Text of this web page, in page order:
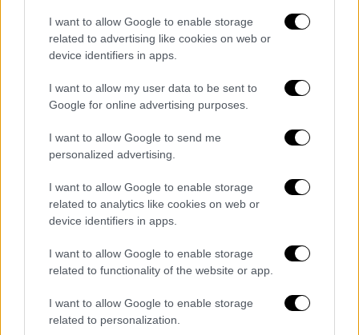
I want to allow Google to enable storage
related to advertising like cookies on web or
device identifiers in apps.
I want to allow my user data to be sent to
Google for online advertising purposes.
I want to allow Google to send me
personalized advertising.
I want to allow Google to enable storage
related to analytics like cookies on web or
device identifiers in apps.
I want to allow Google to enable storage
related to functionality of the website or app.
I want to allow Google to enable storage
related to personalization.
αλκοόλ και αντιμετωπίζει κατηγορίες για
πρόκληση σωματικής βλάβης.
Τα σχολιά σας δημοσιεύονται άμεσα με δική σας ευθύνη. Το
ΕΘΝΟΣ θα παρεμβαίνει και τα προσβλητικά σχόλια θα